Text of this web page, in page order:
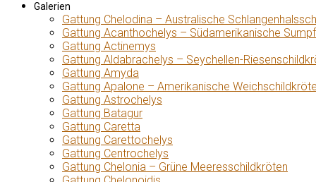
Galerien
Gattung Chelodina – Australische
Gattung Acanthochelys – Südamerikanische
Gattung Actinemys
Gattung Aldabrachelys – Seychellen-
Gattung Amyda
Gattung Apalone – Amerikanische
Gattung Astrochelys
Gattung Batagur
Gattung Caretta
Gattung Carettochelys
Gattung Centrochelys
Gattung Chelonia – Grüne Meeresschildkröten